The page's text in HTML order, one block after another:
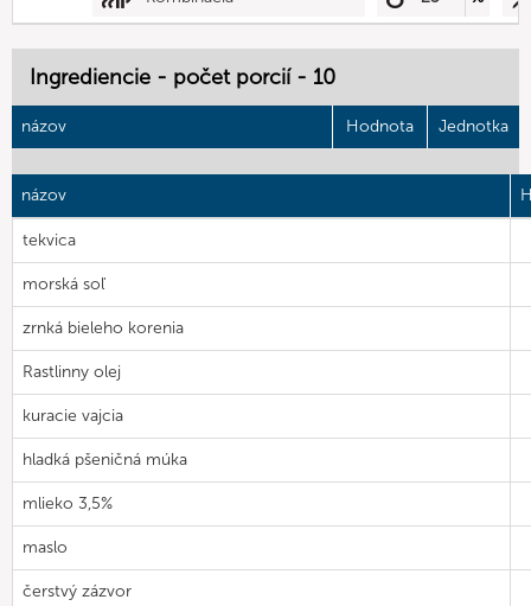
Ingrediencie - počet porcií - 10
názov Hodnota Jednotka
názov
tekvica
morská soľ
zrnká bieleho korenia
Rastlinny olej
kuracie vajcia
hladká pšeničná múka
mlieko 3,5%
maslo
čerstvý zázvor